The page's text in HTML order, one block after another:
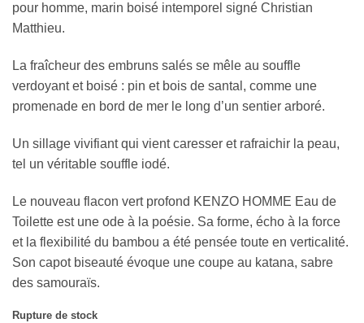
pour homme, marin boisé intemporel signé Christian
Matthieu.
La fraîcheur des embruns salés se mêle au souffle
verdoyant et boisé : pin et bois de santal, comme une
promenade en bord de mer le long d’un sentier arboré.
Un sillage vivifiant qui vient caresser et rafraichir la peau,
tel un véritable souffle iodé.
Le nouveau flacon vert profond KENZO HOMME Eau de
Toilette est une ode à la poésie. Sa forme, écho à la force
et la flexibilité du bambou a été pensée toute en verticalité.
Son capot biseauté évoque une coupe au katana, sabre
des samouraïs.
Rupture de stock